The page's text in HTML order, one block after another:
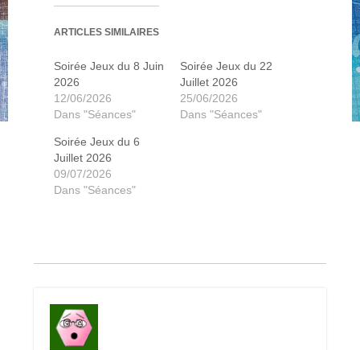
Mahe
Libertalia
18 soldats du feu
Pillards de la mer du nord
Kingdomino
Gingkopolis
Cartagena
18 soldats du feu
ARTICLES SIMILAIRES
Soirée Jeux du 8 Juin
2026
12/06/2026
Dans "Séances"
Soirée Jeux du 22
Juillet 2026
25/06/2026
Dans "Séances"
Soirée Jeux du 6
Juillet 2026
09/07/2026
Dans "Séances"